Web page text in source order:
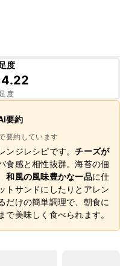
度
4.22
度
要約
要約しています
ンジレシピです。チーズが
食感と相性抜群。海苔の佃
和風の風味豊かな一品に仕
トサンドにしたりとアレン
だけの簡単調理で、朝食に
美味しく食べられます。